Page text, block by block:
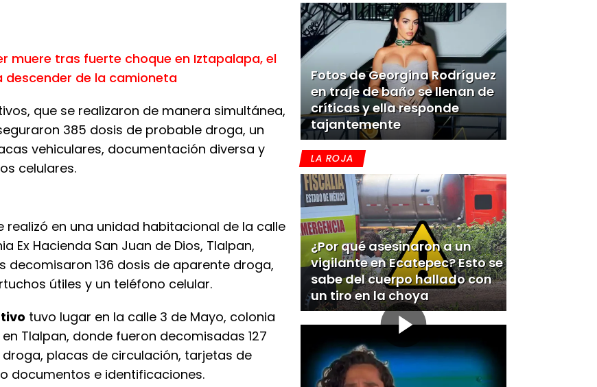
muere tras fuerte choque en Iztapalapa, el
descender de la camioneta
que se realizaron de manera simultánea,
385 dosis de probable droga, un
vehiculares, documentación diversa y
celulares.
realizó en una unidad habitacional de la calle
Ex Hacienda San Juan de Dios, Tlalpan,
decomisaron 136 dosis de aparente droga,
útiles y un teléfono celular.
tuvo lugar en la calle 3 de Mayo, colonia
Tlalpan, donde fueron decomisadas 127
placas de circulación, tarjetas de
documentos e identificaciones.
Fotos de Georgina Rodríguez
en traje de baño se llenan de
críticas y ella responde
tajantemente
LA ROJA
¿Por qué asesinaron a un
vigilante en Ecatepec? Esto se
sabe del cuerpo hallado con
un tiro en la choya